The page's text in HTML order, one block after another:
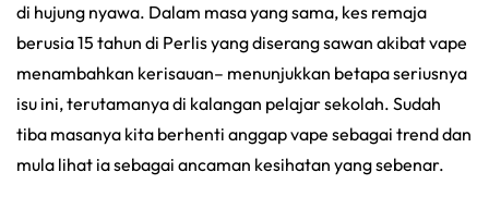
di hujung nyawa. Dalam masa yang sama, kes remaja
berusia 15 tahun di Perlis yang diserang sawan akibat vape
menambahkan kerisauan– menunjukkan betapa seriusnya
isu ini, terutamanya di kalangan pelajar sekolah. Sudah
tiba masanya kita berhenti anggap vape sebagai trend dan
mula lihat ia sebagai ancaman kesihatan yang sebenar.